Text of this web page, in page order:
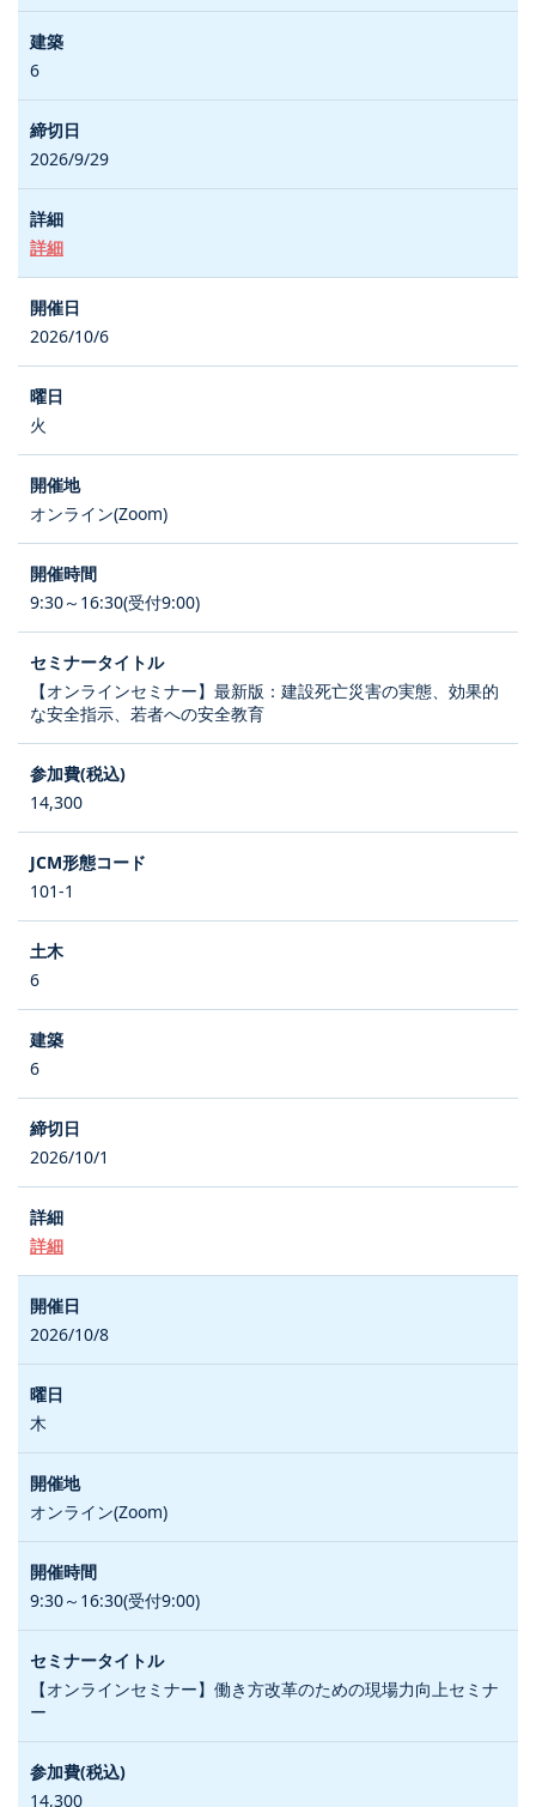
6
2026/9/29
詳細
2026/10/6
火
オンライン(Zoom)
9:30～16:30(受付9:00)
【オンラインセミナー】最新版：建設死亡災害の実態、効果的
な安全指示、若者への安全教育
14,300
101-1
6
6
2026/10/1
詳細
2026/10/8
木
オンライン(Zoom)
9:30～16:30(受付9:00)
【オンラインセミナー】働き方改革のための現場力向上セミナ
ー
14,300